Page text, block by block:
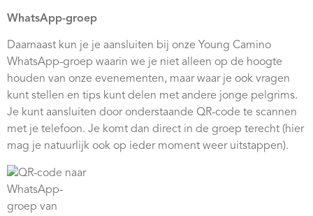
WhatsApp-groep
Daarnaast kun je je aansluiten bij onze Young Camino
WhatsApp-groep waarin we je niet alleen op de hoogte
houden van onze evenementen, maar waar je ook vragen
kunt stellen en tips kunt delen met andere jonge pelgrims.
Je kunt aansluiten door onderstaande QR-code te scannen
met je telefoon. Je komt dan direct in de groep terecht (hier
mag je natuurlijk ook op ieder moment weer uitstappen).